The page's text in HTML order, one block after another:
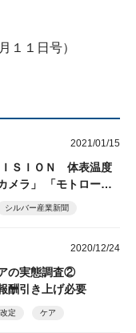
１１日号）
2021/01/15
ＳＩＯＮ 体表温度
メラ」 「モトロー
シルバー産業新聞
2020/12/24
ケアの実態調査②
酬引き上げ必要
定 ケア